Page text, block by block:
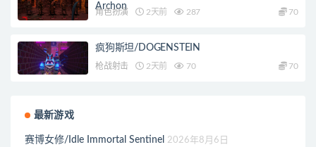
Archon
角色扮演 2天前 287 70
疯狗斯坦/DOGENSTEIN
枪战射击 2天前 70 70
最新游戏
赛博女修/Idle Immortal Sentinel 2026年8月6日